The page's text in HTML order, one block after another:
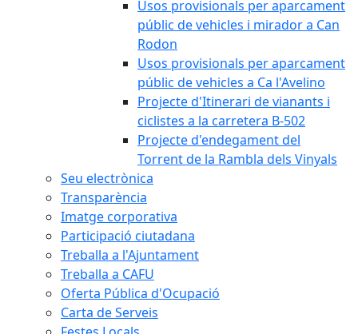
Usos provisionals per aparcament
públic de vehicles i mirador a Can
Rodon
Usos provisionals per aparcament
públic de vehicles a Ca l'Avelino
Projecte d'Itinerari de vianants i
ciclistes a la carretera B-502
Projecte d'endegament del
Torrent de la Rambla dels Vinyals
Seu electrònica
Transparència
Imatge corporativa
Participació ciutadana
Treballa a l'Ajuntament
Treballa a CAFU
Oferta Pública d'Ocupació
Carta de Serveis